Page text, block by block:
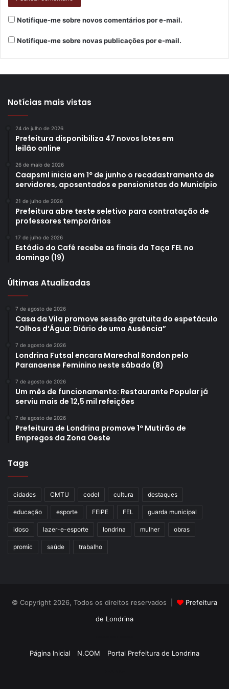
Etiquetas arte cinema cultura
Oficinas Kinoarte
Programa Municipal de Incentivo à Cultura
promic
Secretaria Municipal de Cultura
SMC
Notifique-me sobre novos comentários por e-mail.
Notifique-me sobre novas publicações por e-mail.
Notícias mais vistas
24 de julho de 2026
Prefeitura disponibiliza 47 novos lotes em
leilão online
26 de maio de 2026
Caapsml inicia em 1º de junho o recadastramento de
servidores, aposentados e pensionistas do Município
21 de julho de 2026
Prefeitura abre teste seletivo para contratação de
professores temporários
17 de julho de 2026
Estádio do Café recebe as finais da Taça FEL no
domingo (19)
Últimas Atualizadas
7 de agosto de 2026
Casa da Vila promove sessão gratuita do espetáculo
“Olhos d’Água: Diário de uma Ausência”
7 de agosto de 2026
Londrina Futsal encara Marechal Rondon pelo
Paranaense Feminino neste sábado (8)
7 de agosto de 2026
Um mês de funcionamento: Restaurante Popular já
serviu mais de 12,5 mil refeições
7 de agosto de 2026
Prefeitura de Londrina promove 1º Mutirão de
Empregos da Zona Oeste
Tags
cidades CMTU codel cultura destaques
educação esporte FEIPE FEL guarda municipal
idoso lazer-e-esporte londrina mulher obras
promic saúde trabalho
© Copyright 2026, Todos os direitos reservados |
Prefeitura
de Londrina
Página Inicial N.COM Portal Prefeitura de Londrina